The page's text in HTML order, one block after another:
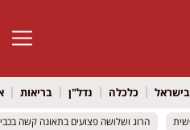
פתח
כלכלה נדל"ן בריאות
הרוג ושלושה פצועים בתאונה קשה בכביש 316 סמוך למיתר: שני כלי רכב
הרוג ושלושה פצועים בתאונה קשה בכביש 316 סמוך למיתר: שני כלי רכב